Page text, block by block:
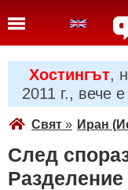
Хостингът,
2011 г., вече
Свят » Иран
След